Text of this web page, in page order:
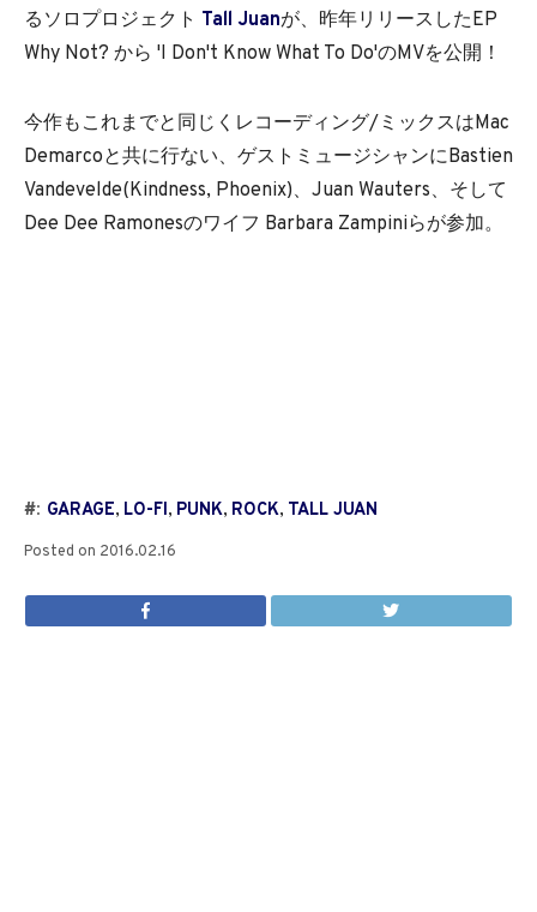
るソロプロジェクト Tall Juanが、昨年リリースしたEP
Why Not? から 'I Don't Know What To Do'のMVを公開！
今作もこれまでと同じくレコーディング/ミックスはMac
Demarcoと共に行ない、ゲストミュージシャンにBastien
Vandevelde(Kindness, Phoenix)、Juan Wauters、そして
Dee Dee Ramonesのワイフ Barbara Zampiniらが参加。
#: GARAGE, LO-FI, PUNK, ROCK, TALL JUAN
Posted on 2016.02.16